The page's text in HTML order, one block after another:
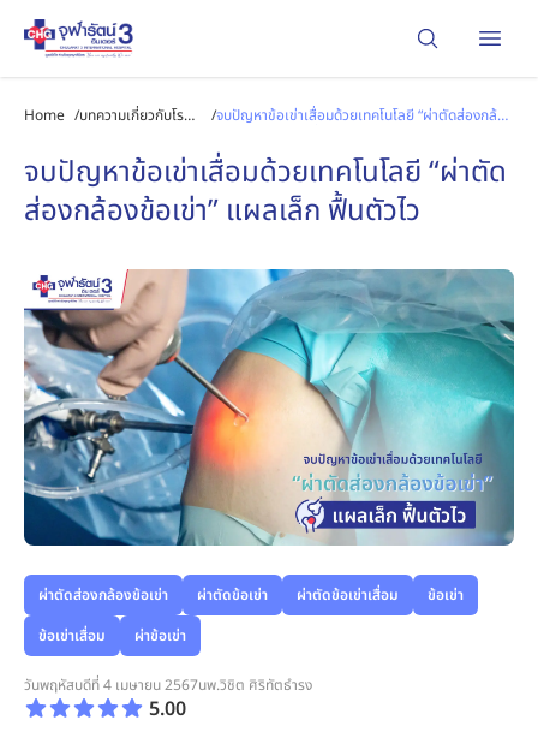
Home /บทความเกี่ยวกับโรค
/จบปัญหาข้อเข่าเสื่อมด้วยเทคโนโลยี “ผ่าตัดส่องกล้อง
จบปัญหาข้อเข่าเสื่อมด้วยเทคโนโลยี “ผ่าตัด
ส่องกล้องข้อเข่า” แผลเล็ก ฟื้นตัวไว
ผ่าตัดส่องกล้องข้อเข่า ผ่าตัดข้อเข่า ผ่าตัดข้อเข่าเสื่อม
ข้อเข่า
ข้อเข่าเสื่อม
ผ่าข้อเข่า
วันพฤหัสบดีที่ 4 เมษายน 2567นพ.วิชิต ศิริทัตธำรง
5.00